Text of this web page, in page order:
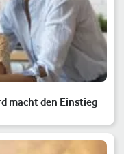
macht den Einstieg